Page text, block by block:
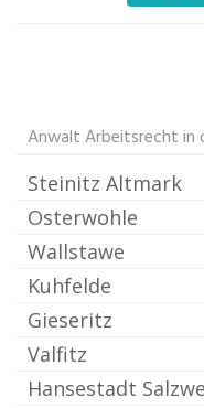
Anwalt Arbeitsrecht in
Steinitz Altmark
Osterwohle
Wallstawe
Kuhfelde
Gieseritz
Valfitz
Hansestadt